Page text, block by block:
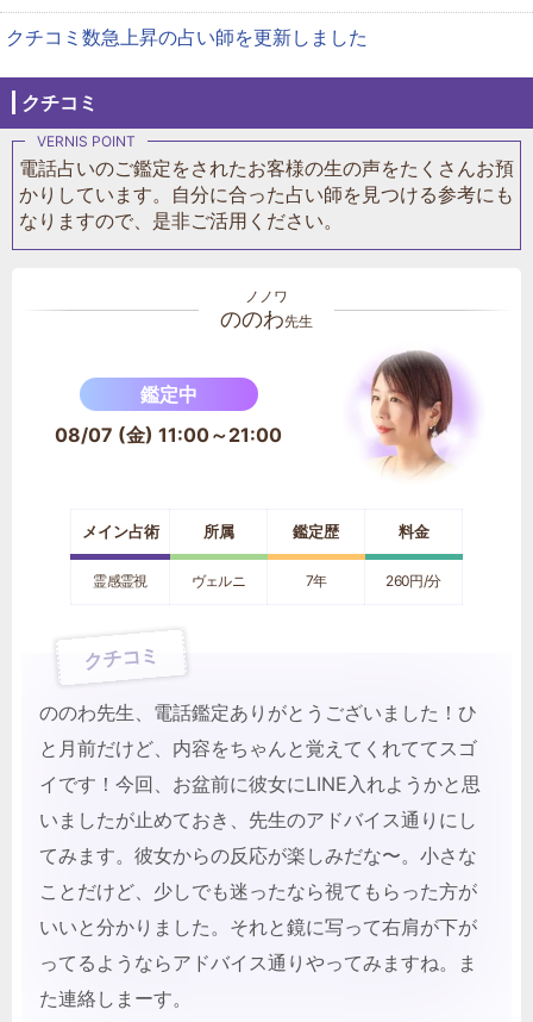
クチコミ数急上昇の占い師を更新しました
クチコミ
電話占いのご鑑定をされたお客様の生の声をたくさんお預
かりしています。自分に合った占い師を見つける参考にも
なりますので、是非ご活用ください。
ののわ先生
鑑定中
08/07 (金) 11:00～21:00
メイン占術 所属 鑑定歴 料金
霊感霊視 ヴェルニ 7年 260円/分
クチコミ
ののわ先生、電話鑑定ありがとうございました！ひ
と月前だけど、内容をちゃんと覚えてくれててスゴ
イです！今回、お盆前に彼女にLINE入れようかと思
いましたが止めておき、先生のアドバイス通りにし
てみます。彼女からの反応が楽しみだな〜。小さな
ことだけど、少しでも迷ったなら視てもらった方が
いいと分かりました。それと鏡に写って右肩が下が
ってるようならアドバイス通りやってみますね。ま
た連絡しまーす。